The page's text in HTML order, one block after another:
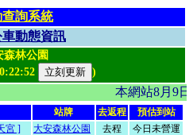
詢系統
動態資訊
森林公園
)
本網站8月9
站牌 去返程
預估到站
宮 ]
大安森林公園 去程
今日未營運